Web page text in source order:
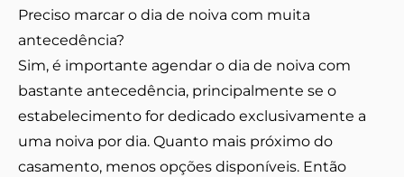
Preciso marcar o dia de noiva com muita
antecedência?
Sim, é importante agendar o dia de noiva com
bastante antecedência, principalmente se o
estabelecimento for dedicado exclusivamente a
uma noiva por dia. Quanto mais próximo do
casamento, menos opções disponíveis. Então